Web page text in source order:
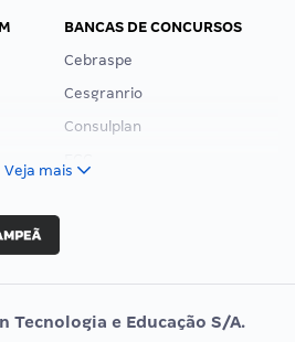
BANCAS DE CONCURSOS
Cebraspe
Cesgranrio
Consulplan
Vunesp
Veja mais
Tecnologia e Educação S/A.